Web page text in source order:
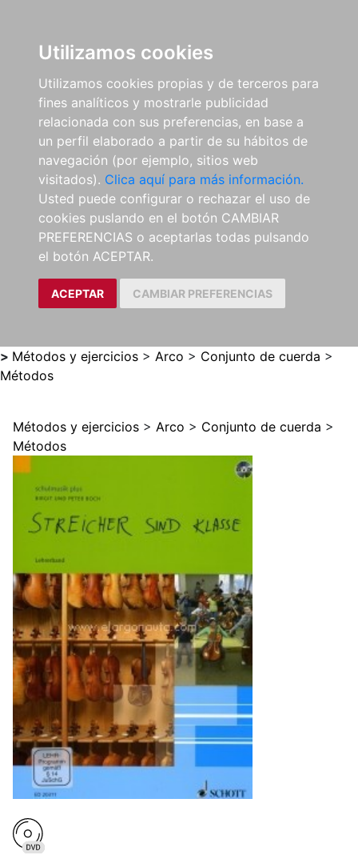
Utilizamos cookies
Utilizamos cookies propias y de terceros para
fines analíticos y mostrarle publicidad
relacionada con sus preferencias, en base a
un perfil elaborado a partir de su hábitos de
navegación (por ejemplo, sitios web
visitados). Clica aquí para más información.
Usted puede configurar o rechazar el uso de
cookies puslando en el botón CAMBIAR
PREFERENCIAS o aceptarlas todas pulsando
el botón ACEPTAR.
ACEPTAR CAMBIAR PREFERENCIAS
> Métodos y ejercicios > Arco > Conjunto de cuerda >
Métodos
Métodos y ejercicios > Arco > Conjunto de cuerda >
Métodos